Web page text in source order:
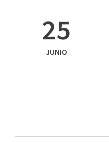
25
JUNIO